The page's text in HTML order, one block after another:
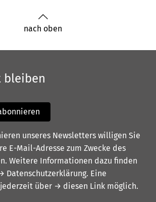
nach oben
unseres Newsletters willigen Sie
E-Mail-Adresse zum Zwecke des
Weitere Informationen dazu finden
Datenschutzerklärung. Eine
über → diesen Link möglich.